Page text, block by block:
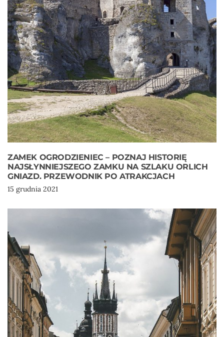
ZAMEK OGRODZIENIEC – POZNAJ HISTORIĘ
NAJSŁYNNIEJSZEGO ZAMKU NA SZLAKU ORLICH
GNIAZD. PRZEWODNIK PO ATRAKCJACH
15 grudnia 2021